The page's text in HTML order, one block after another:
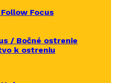
Focus
/ Bočné ostrenie
k ostreniu